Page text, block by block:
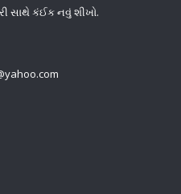
સાથે કંઈક નવું શીખો.